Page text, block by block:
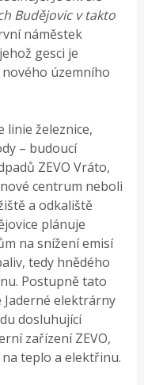
Budějovic v takto
náměstek
gesci je
územního
linie železnice,
– budoucí
ZEVO Vráto,
centrum neboli
a odkaliště
plánuje
na snížení emisí
tedy hnědého
Postupně tato
Jaderné elektrárny
dosluhující
zařízení ZEVO,
teplo a elektřinu.